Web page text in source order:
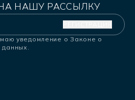
НАШУ РАССЫЛКУ
уведомление о Законе о
данных.